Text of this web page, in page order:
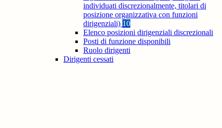
individuati discrezionalmente, titolari di
posizione organizzativa con funzioni
dirigenziali) 10
Elenco posizioni dirigenziali discrezionali
Posti di funzione disponibili
Ruolo dirigenti
Dirigenti cessati